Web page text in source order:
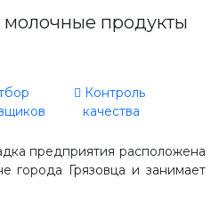
отделов
продукты
Контроль
качества
предприятия расположена
города Грязовца и занимает